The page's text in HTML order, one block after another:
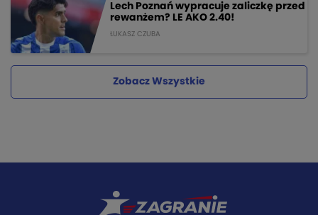
Lech Poznań wypracuje zaliczkę przed
rewanżem? LE AKO 2.40!
ŁUKASZ CZUBA
Zobacz Wszystkie